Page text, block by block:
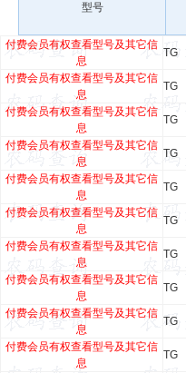
型号
付费会员有权查看型号及其它信
息
TG
付费会员有权查看型号及其它信
息
TG
付费会员有权查看型号及其它信
息
TG
付费会员有权查看型号及其它信
息
TG
付费会员有权查看型号及其它信
息
TG
付费会员有权查看型号及其它信
息
TG
付费会员有权查看型号及其它信
息
TG
付费会员有权查看型号及其它信
息
TG
付费会员有权查看型号及其它信
息
TG
付费会员有权查看型号及其它信
息
TG